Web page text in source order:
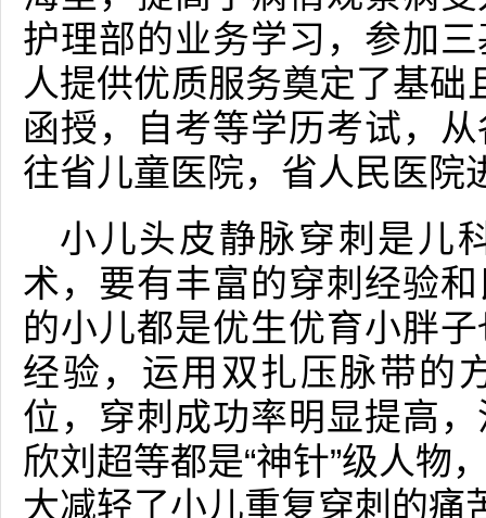
护理部的业务学习，参加
人提供优质服务奠定了基
函授，自考等学历考试，
往省儿童医院，省人民医院
小儿头皮静脉穿刺是儿
术，要有丰富的穿刺经验
的小儿都是优生优育小胖
经验，运用双扎压脉带的
位，穿刺成功率明显提高
欣刘超等都是“神针”级人物
大减轻了小儿重复穿刺的痛